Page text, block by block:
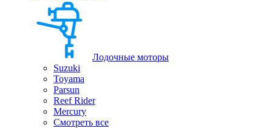
Лодочные моторы
Suzuki
Toyama
Parsun
Reef Rider
Mercury
Смотреть все